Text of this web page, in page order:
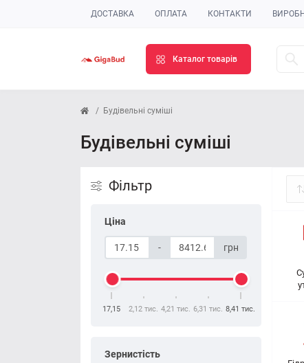
ДОСТАВКА ОПЛАТА КОНТАКТИ
Каталог товарів
Будівельні суміші
Будівельні суміші
Фільтр
Ціна
- грн
17,15 2,12 тис. 4,21 тис. 6,31 тис. 8,41 тис.
Зернистість